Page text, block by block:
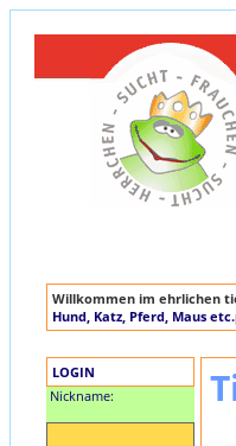
Willkommen im ehrlichen
Hund, Katz, Pferd, Maus
LOGIN
Nickname: